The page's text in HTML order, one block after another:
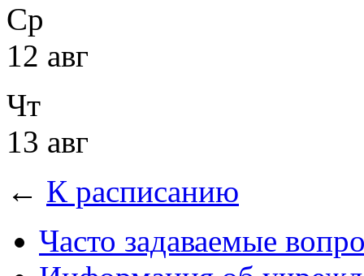
Ср
12 авг
Чт
13 авг
← К расписанию
Часто задаваемые